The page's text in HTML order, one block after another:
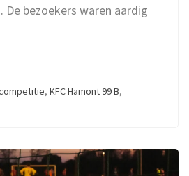
De bezoekers waren aardig
, KFC Hamont 99 B,